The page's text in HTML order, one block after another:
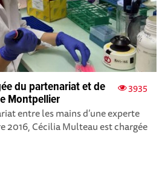
3935
du partenariat et de
Montpellier
entre les mains d’une experte
2016, Cécilia Multeau est chargée